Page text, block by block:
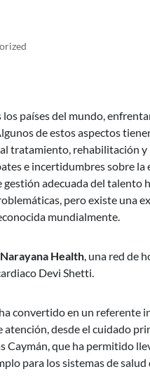
países del mundo,
de estos aspectos
tratamiento, rehabilitación y
e incertidumbres sobre
gestión adecuada del
pero existe una
mundialmente.
Narayana Health , una red de
Devi Shetti.
convertido en un
atención, desde el cuidado
Caymán, que ha permitido
para los sistemas de salud